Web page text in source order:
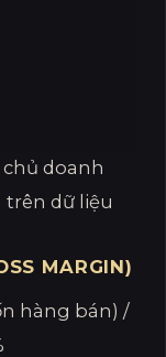
doanh
trên dữ liệu
MARGIN)
hàng bán) /